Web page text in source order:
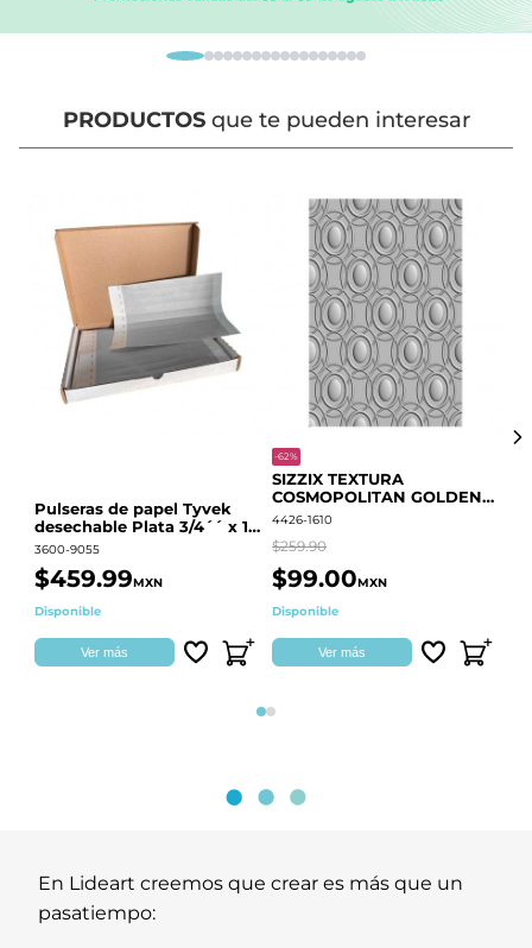
PRODUCTOSque te pueden interesar
Pulseras de papel Tyvek
desechable Plata 3/4´´ x 10
´´
3600-9055
$459.99MXN
Disponible
Ver más
-62%
SIZZIX TEXTURA
COSMOPOLITAN GOLDEN
RINGS S.PARK 666700
4426-1610
$259.90
$99.00MXN
Disponible
Ver más
Página 1
Página 2
En Lideart creemos que crear es más que un
pasatiempo: